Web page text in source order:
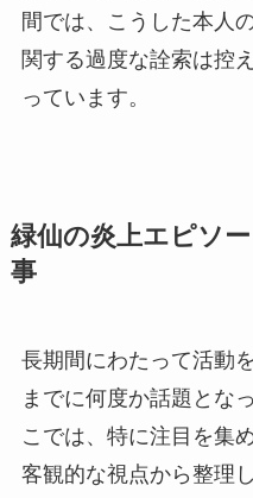
間では、こうした本人
関する過度な詮索は控
っています。
緑仙の炎上エピソ
事
長期間にわたって活動
までに何度か話題とな
こでは、特に注目を集
客観的な視点から整理